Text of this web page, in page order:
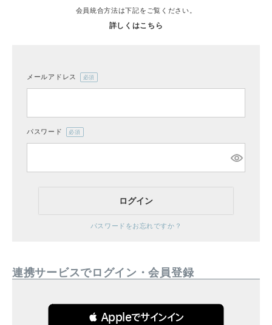
新規会員登録
CATEGORY
ナチュラル服
会員統合方法は下記をご覧ください。
詳しくはこちら
メールアドレス
パスワード
ログイン
パスワードをお忘れですか？
連携サービスでログイン・会員登録
 Appleでサインイン